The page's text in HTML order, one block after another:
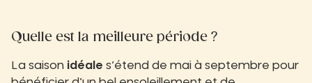
Quelle est la meilleure période ?
La saison idéale s’étend de mai à septembre pour